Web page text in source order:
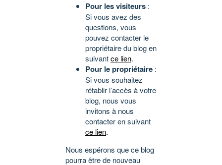
Pour les visiteurs :
Si vous avez des
questions, vous
pouvez contacter le
propriétaire du blog en
suivantce lien.
Pour le propriétaire :
Si vous souhaitez
rétablir l’accès à votre
blog, nous vous
invitons à nous
contacter en suivant
ce lien.
Nous espérons que ce blog
pourra être de nouveau